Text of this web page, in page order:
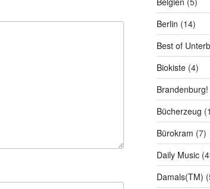
Berlin (14)
Best of
Biokiste(4)
Brandenburg!
Bücherzeug
Bürokram (7)
Daily Music
Damals(TM)